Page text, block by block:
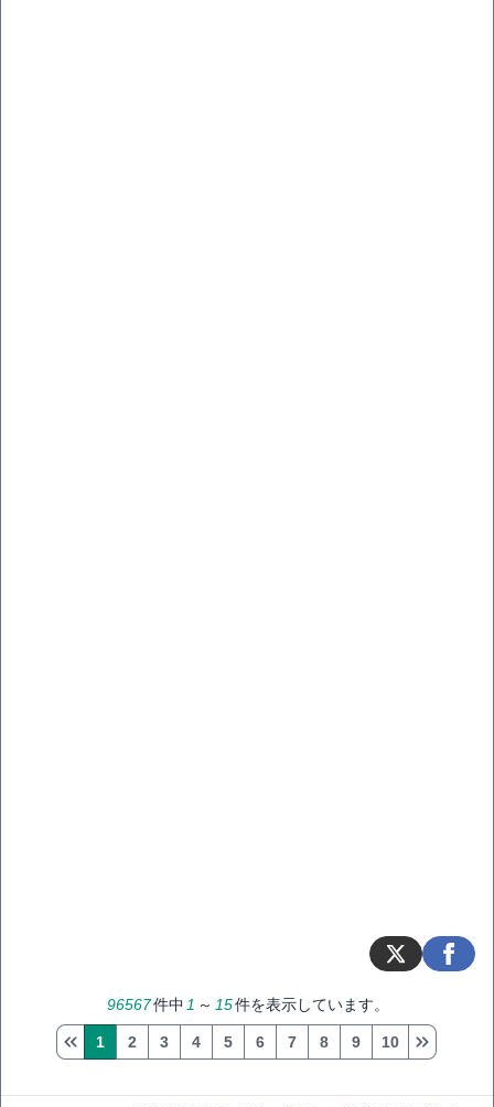
96567件中 1 ～ 15件を表示しています。
1 2 3 4 5 6 7 8 9 10